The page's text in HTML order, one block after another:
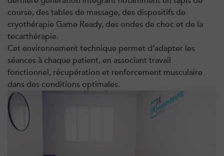
course, des tables de massage, des dispositifs de
cryothérapie Game Ready, des ondes de choc et de la
tecarthérapie.
Cet environnement technique permet d’adapter les
séances à chaque patient, en associant travail
fonctionnel, récupération et renforcement musculaire
dans des conditions optimales.
IK Boulogne – 92
3 Av. André Morizet 92100 Boulogne-
Billancourt
3 Av. André Morizet 92100 Boulogne-
01 48 25 34 79
Kinésithérapie